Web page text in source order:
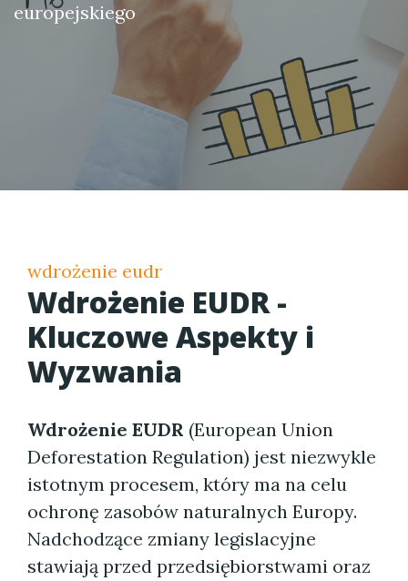
europejskiego
wdrożenie eudr
Wdrożenie EUDR -
Kluczowe Aspekty i
Wyzwania
Wdrożenie EUDR (European Union
Deforestation Regulation) jest niezwykle
istotnym procesem, który ma na celu
ochronę zasobów naturalnych Europy.
Nadchodzące zmiany legislacyjne
stawiają przed przedsiębiorstwami oraz